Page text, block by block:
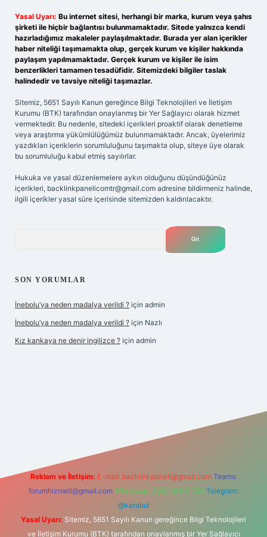
Yasal Uyarı: Bu internet sitesi, herhangi bir marka, kurum veya şahıs
şirketi ile hiçbir bağlantısı bulunmamaktadır. Sitede yalnızca kendi
hazırladığımız makaleler paylaşılmaktadır. Burada yer alan içerikler
haber niteliği taşımamakta olup, gerçek kurum ve kişiler hakkında
paylaşım yapılmamaktadır. Gerçek kurum ve kişiler ile isim
benzerlikleri tamamen tesadüfidir. Sitemizdeki bilgiler taslak
halindedir ve tavsiye niteliği taşımazlar.
Sitemiz, 5651 Sayılı Kanun gereğince Bilgi Teknolojileri ve İletişim
Kurumu (BTK) tarafından onaylanmış bir Yer Sağlayıcı olarak hizmet
vermektedir. Bu nedenle, sitedeki içerikleri proaktif olarak denetleme
veya araştırma yükümlülüğümüz bulunmamaktadır. Ancak, üyelerimiz
yazdıkları içeriklerin sorumluluğunu taşımakta olup, siteye üye olarak
bu sorumluluğu kabul etmiş sayılırlar.
Hukuka ve yasal düzenlemelere aykırı olduğunu düşündüğünüz
içerikleri, backlinkpanelicomtr@gmail.com adresine bildirmeniz halinde,
ilgili içerikler yasal süre içerisinde sitemizden kaldırılacaktır.
SON YORUMLAR
İnebolu’ya neden madalya verildi ? için admin
İnebolu’ya neden madalya verildi ? için Nazlı
Kız kankaya ne denir ingilizce ? için admin
Reklam ve İletişim: E-mail: backlinkpaneli@gmail.com Teams:
forumhizmeti@gmail.com Whatsapp: 0262 606 0 726 Telegram:
@karabul
Yasal Uyarı: Sitemiz, 5651 Sayılı Kanun gereğince Bilgi Teknolojileri
ve İletişim Kurumu (BTK) tarafından onaylanmış bir Yer Sağlayıcı